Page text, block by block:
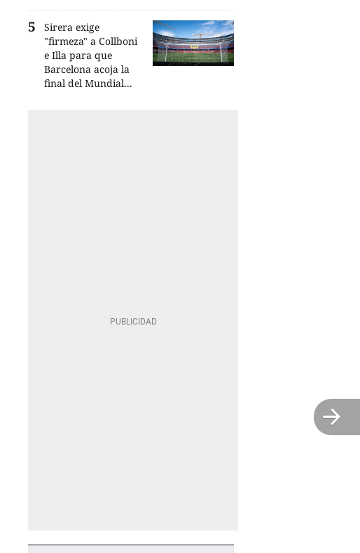
Sirera exige
"firmeza" a Collboni
e Illa para que
Barcelona acoja la
final del Mundial...